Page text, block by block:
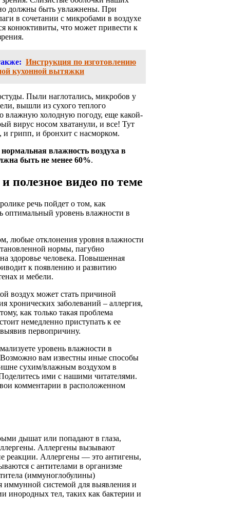
должны быть увлажнены. При
в сочетании с микробами в воздухе
конюктивиты, что может привести к
Инструкция по изготовлению
кухонной вытяжки
Пыли наглотались, микробов у
вышли из сухого теплого
влажную холодную погоду, еще какой-
вирус носом хватанули, и все! Тут
грипп, и бронхит с насморком.
нормальная влажность воздуха в
быть не менее 60%.
полезное видео по теме
речь пойдет о том, как
оптимальный уровень влажности в
любые отклонения уровня влажности
нормы, пагубно
здоровье человека. Повышенная
к появлению и развитию
и мебели.
воздух может стать причиной
хронических заболеваний – аллергия,
как только такая проблема
немедленно приступать к ее
первопричину.
уровень влажности в
вам известны иные способы
сухим/влажным воздухом в
ими с нашими читателями.
комментарии в расположенном
дышат или попадают в глаза,
Аллергены вызывают
реакции. Аллергены — это антигены,
с антителами в организме
(иммуноглобулины)
иммунной системой для выявления и
инородных тел, таких как бактерии и